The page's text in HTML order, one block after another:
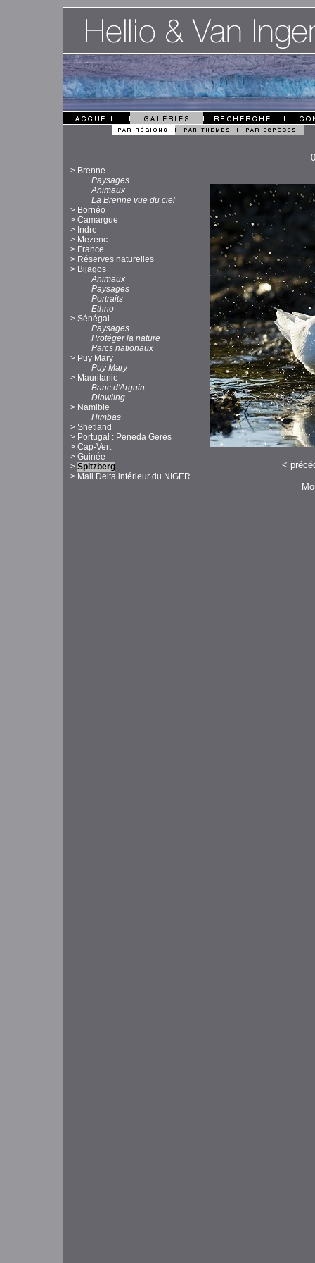
> Brenne
Paysages
Animaux
La Brenne vue du ciel
> Bornéo
> Camargue
> Indre
> Mezenc
> France
> Réserves naturelles
> Bijagos
Animaux
Paysages
Portraits
Ethno
> Sénégal
Paysages
Protéger la nature
Parcs nationaux
> Puy Mary
Puy Mary
> Mauritanie
Banc d'Arguin
Diawling
> Namibie
Himbas
> Shetland
> Portugal : Peneda Gerès
> Cap-Vert
> Guinée
> Spitzberg
> Mali Delta intérieur du NIGER
<